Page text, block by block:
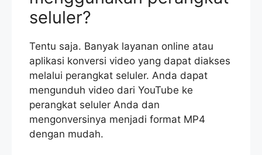
seluler?
Tentu saja. Banyak layanan online atau
aplikasi konversi video yang dapat diakses
melalui perangkat seluler. Anda dapat
mengunduh video dari YouTube ke
perangkat seluler Anda dan
mengonversinya menjadi format MP4
dengan mudah.